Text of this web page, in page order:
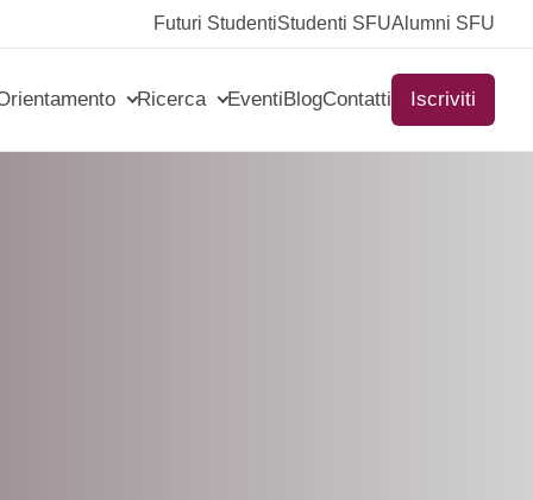
Futuri StudentiStudenti SFUAlumni SFU
Ricerca EventiBlogContatti Iscriviti